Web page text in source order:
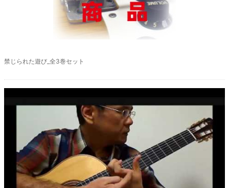
禁じられた遊び_全3巻セット